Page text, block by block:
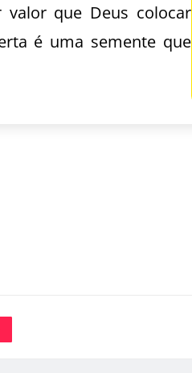
valor que Deus colocar
é uma semente que